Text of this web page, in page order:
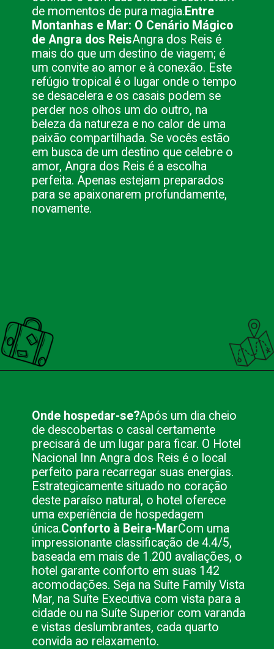
de momentos de pura magia.Entre
Montanhas e Mar: O Cenário Mágico
de Angra dos ReisAngra dos Reis é
mais do que um destino de viagem; é
um convite ao amor e à conexão. Este
refúgio tropical é o lugar onde o tempo
se desacelera e os casais podem se
perder nos olhos um do outro, na
beleza da natureza e no calor de uma
paixão compartilhada. Se vocês estão
em busca de um destino que celebre o
amor, Angra dos Reis é a escolha
perfeita. Apenas estejam preparados
para se apaixonarem profundamente,
novamente.
Onde hospedar-se?Após um dia cheio
de descobertas o casal certamente
precisará de um lugar para ficar. O Hotel
Nacional Inn Angra dos Reis é o local
perfeito para recarregar suas energias.
Estrategicamente situado no coração
deste paraíso natural, o hotel oferece
uma experiência de hospedagem
única.Conforto à Beira-MarCom uma
impressionante classificação de 4.4/5,
baseada em mais de 1.200 avaliações, o
hotel garante conforto em suas 142
acomodações. Seja na Suíte Family Vista
Mar, na Suíte Executiva com vista para a
cidade ou na Suíte Superior com varanda
e vistas deslumbrantes, cada quarto
convida ao relaxamento.